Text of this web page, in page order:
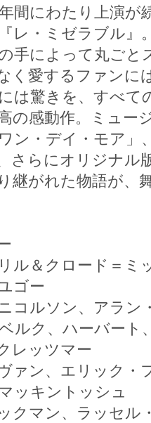
間にわたり上演
レ・ミゼラブル』
手によって丸ごと
く愛するファンに
は驚きを、すべて
の感動作。ミュー
ン・デイ・モア」
さらにオリジナル
継がれた物語が、
ル＆クロード＝ミ
ゴー
コルソン、アラン
ルク、ハーバート
レッツマー
ァン、エリック・
ッキントッシュ
クマン、ラッセル